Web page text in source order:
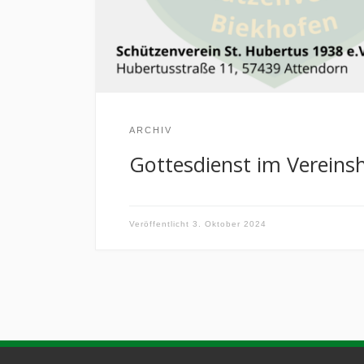
ARCHIV
Gottesdienst im
Veröffentlicht 3. Oktober 2024